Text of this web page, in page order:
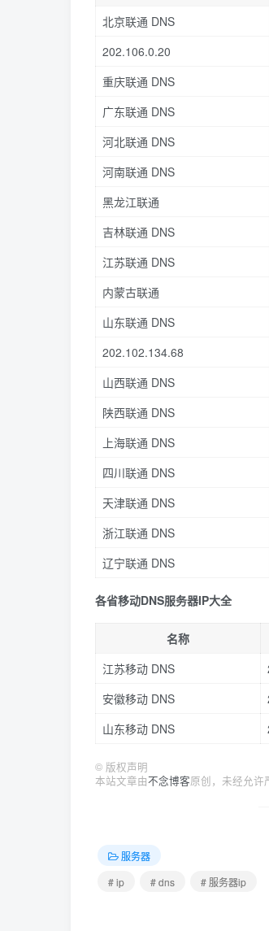
北京联通 DNS
202.106.0.20
重庆联通 DNS
广东联通 DNS
河北联通 DNS
河南联通 DNS
黑龙江联通
吉林联通 DNS
江苏联通 DNS
内蒙古联通
山东联通 DNS
202.102.134.68
山西联通 DNS
陕西联通 DNS
上海联通 DNS
四川联通 DNS
天津联通 DNS
浙江联通 DNS
辽宁联通 DNS
各省移动DNS服务器IP大全
名称
江苏移动 DNS
安徽移动 DNS
山东移动 DNS
© 版权声明
本站文章由不念博客原创，未经允许
服务器
# ip
# dns # 服务器ip